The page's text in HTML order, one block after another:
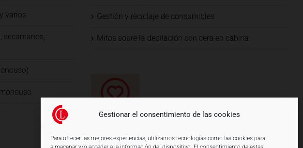
Gestionar el consentimiento de las cookies
Para ofrecer las mejores experiencias, utilizamos tecnologías como las cookies para
varios
secamanos,
Gestión y reciclaje de consumibles
Mitos sobre la depilación con cera en cabina